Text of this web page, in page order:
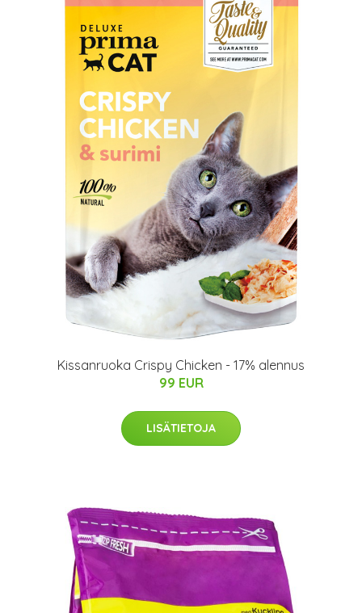
Kissanruoka Crispy Chicken - 17% alennus
99 EUR
LISÄTIETOJA